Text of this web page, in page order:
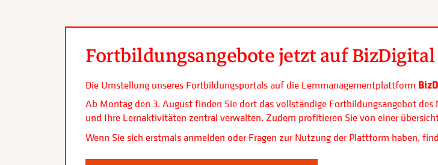
Fortbildungsangebote jetzt auf BizDigital
Die Umstellung unseres Fortbildungsportals auf die Lernmanagementplattform
Ab Montag den 3. August finden Sie dort das vollständige Fortbildungsangebot
und Ihre Lernaktivitäten zentral verwalten. Zudem profitieren Sie von einer
Wenn Sie sich erstmals anmelden oder Fragen zur Nutzung der Plattform haben,